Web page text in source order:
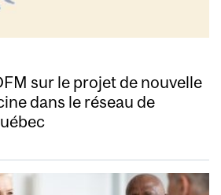
sur le projet de nouvelle
dans le réseau de